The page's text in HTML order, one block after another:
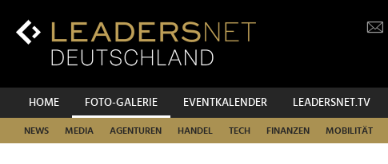
Inhalt
Hauptnavigation
HOME FOTO-GALERIE EVENTKALENDER LEADERSNET.TV
NEWS MEDIA AGENTUREN HANDEL TECH FINANZEN MOBILITÄT